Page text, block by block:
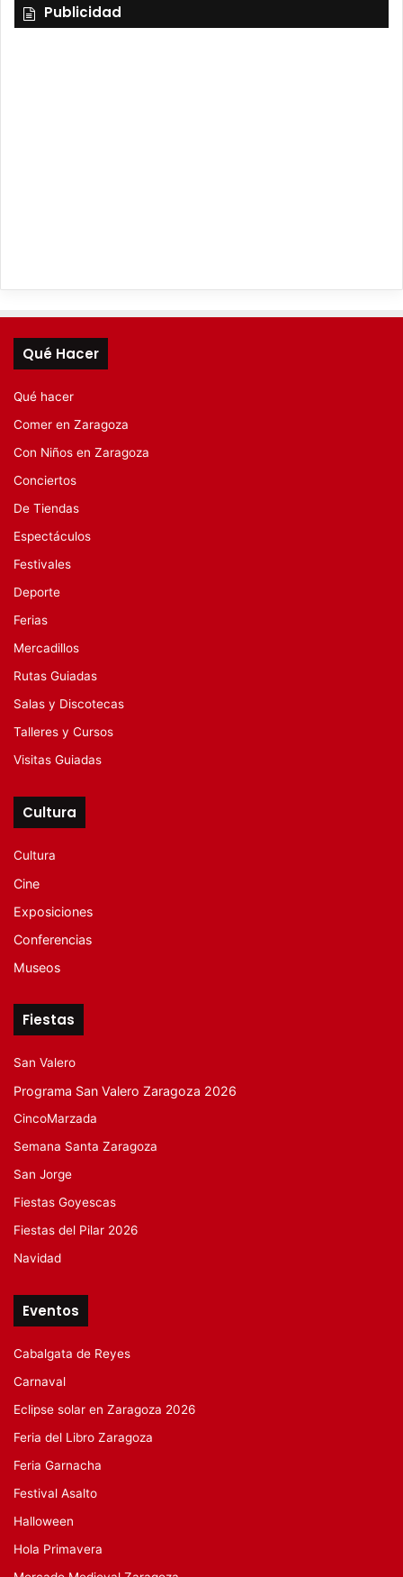
Publicidad
Qué Hacer
Qué hacer
Comer en Zaragoza
Con Niños en Zaragoza
Conciertos
De Tiendas
Espectáculos
Festivales
Deporte
Ferias
Mercadillos
Rutas Guiadas
Salas y Discotecas
Talleres y Cursos
Visitas Guiadas
Cultura
Cultura
Cine
Exposiciones
Conferencias
Museos
Fiestas
San Valero
Programa San Valero Zaragoza 2026
CincoMarzada
Semana Santa Zaragoza
San Jorge
Fiestas Goyescas
Fiestas del Pilar 2026
Navidad
Eventos
Cabalgata de Reyes
Carnaval
Eclipse solar en Zaragoza 2026
Feria del Libro Zaragoza
Feria Garnacha
Festival Asalto
Halloween
Hola Primavera